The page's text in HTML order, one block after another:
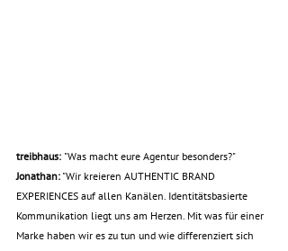
treibhaus: "Was macht eure Agentur besonders?"
Jonathan: "Wir kreieren AUTHENTIC BRAND
EXPERIENCES auf allen Kanälen. Identitätsbasierte
Kommunikation liegt uns am Herzen. Mit was für einer
Marke haben wir es zu tun und wie differenziert sich